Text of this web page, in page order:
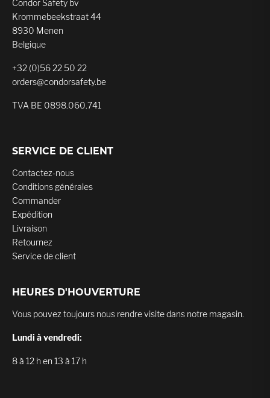
Condor Safety bv
Krommebeekstraat 44
8930 Menen
Belgique
+32 (0)56 22 50 22
orders@condorsafety.be
TVA BE 0898.060.741
SERVICE DE CLIENT
Contactez-nous
Conditions générales
Commander
Expédition
Livraison
Retournez
Service de client
HEURES D'HOUVERTURE
Vous pouvez toujours nous rendre visite dans notre magasin.
Lundi à vendredi:
8 à 12 h en 13 à 17 h